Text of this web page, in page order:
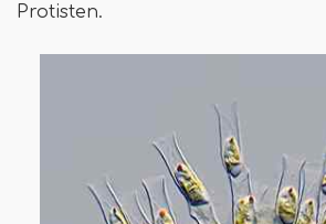
Protisten.